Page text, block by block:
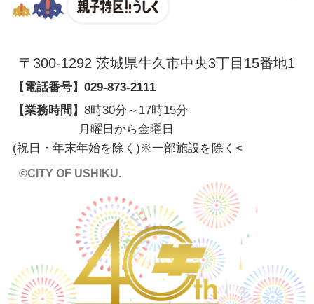
〒300-1292 茨城県牛久市中央3丁目15番地1
【電話番号】 029-873-2111
【業務時間】 8時30分～17時15分
月曜日から金曜日
(祝日・年末年始を除く)※一部施設を除く <
©CITY OF USHIKU.